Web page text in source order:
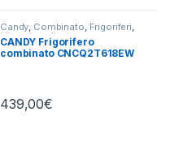
Candy, Combinato, Frigoriferi,
Libera Installazione
CANDY Frigorifero
combinato CNCQ2T618EW
439,00€